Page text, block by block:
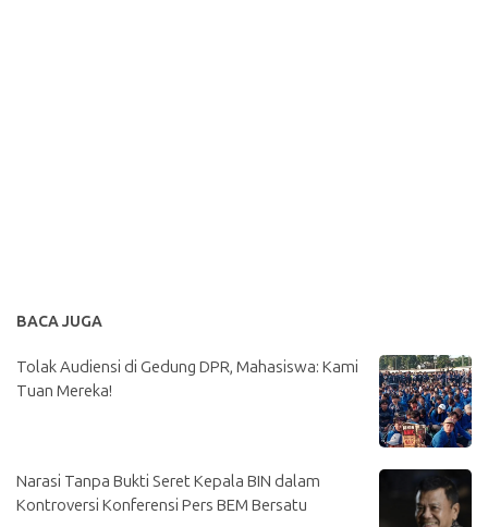
BACA JUGA
Tolak Audiensi di Gedung DPR, Mahasiswa: Kami
Tuan Mereka!
Narasi Tanpa Bukti Seret Kepala BIN dalam
Kontroversi Konferensi Pers BEM Bersatu